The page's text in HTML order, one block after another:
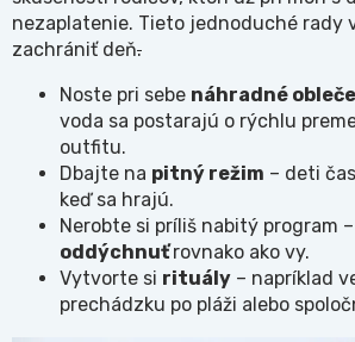
nezaplatenie. Tieto jednoduché rady
zachrániť deň.
Noste pri sebe náhradné
voda sa postarajú o rýchlu
outfitu.
Dbajte na pitný režim – deti
keď sa hrajú.
Nerobte si príliš nabitý program
oddýchnuťrovnako ako vy.
Vytvorte si rituály – napríklad
prechádzku po pláži alebo